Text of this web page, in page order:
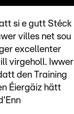
si e gutt Stéck
villes net sou
excellenter
virgeholl. Iwwer
den Training
Éiergäiz hätt